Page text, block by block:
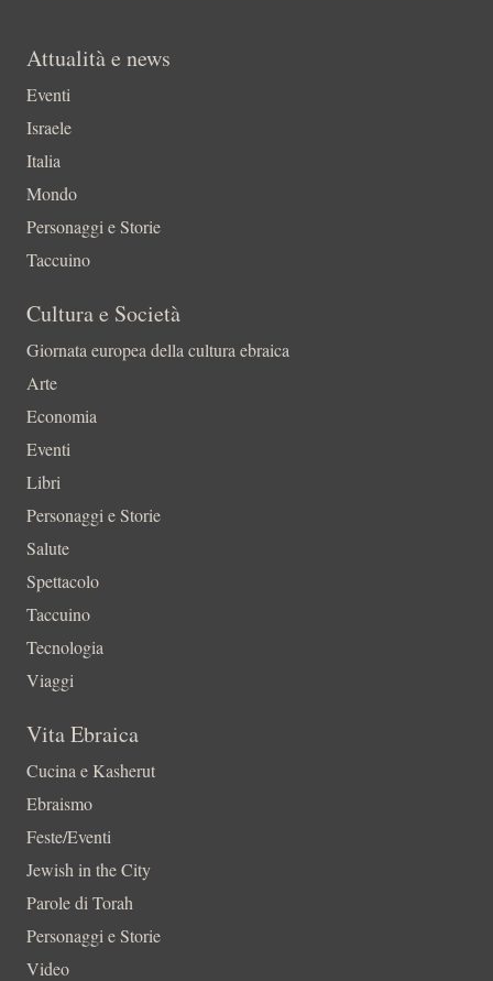
Attualità e news
Eventi
Israele
Italia
Mondo
Personaggi e Storie
Taccuino
Cultura e Società
Giornata europea della cultura ebraica
Arte
Economia
Eventi
Libri
Personaggi e Storie
Salute
Spettacolo
Taccuino
Tecnologia
Viaggi
Vita Ebraica
Cucina e Kasherut
Ebraismo
Feste/Eventi
Jewish in the City
Parole di Torah
Personaggi e Storie
Video